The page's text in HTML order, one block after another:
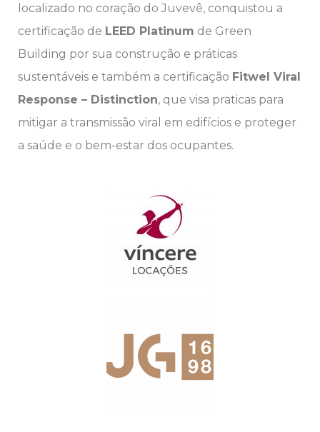
localizado no coração do Juvevê, conquistou a
certificação de LEED Platinum de Green
Building por sua construção e práticas
sustentáveis e também a certificação Fitwel Viral
Response – Distinction, que visa praticas para
mitigar a transmissão viral em edifícios e proteger
a saúde e o bem-estar dos ocupantes.